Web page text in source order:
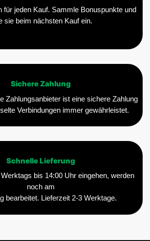
für jeden Kauf. Sammle Bonuspunkte und
sie beim nächsten Kauf ein.
Sichere Zahlung
Zahlungsanbieter ist eine sichere Zahlung
Verbindungen immer gewährleistet.
Schnelle Lieferung
bis 14:00 Uhr eingehen, werden
noch am
bearbeitet. Lieferzeit 2-3 Werktage.